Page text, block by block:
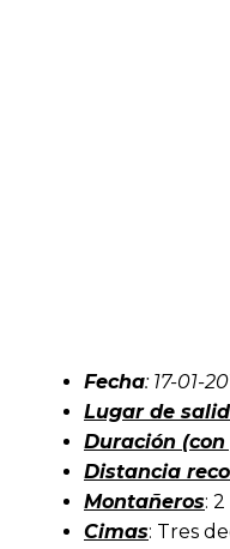
Fecha: 17-01-
Lugar de
Duración
Distancia
Montañeros: 2
Cimas: Tres